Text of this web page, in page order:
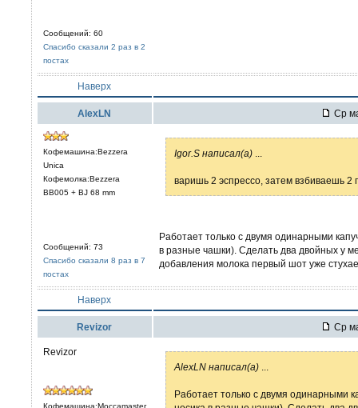
Сообщений: 60
Спасибо сказали 2 раз в 2
постах
Наверх
AlexLN Ср
Кофемашина:Bezzera
Unica
Кофемолка:Bezzera
BB005 + BJ 68 mm
Сообщений: 73
Спасибо сказали 8 раз в 7
постах
Igor.S написал(а)
варишь 2 эспрессо, затем взбиваешь 2
Работает только с двумя одинарными
в разные чашки). Сделать два двойных у
добавления молока первый шот уже
Наверх
Revizor Ср
Revizor
Кофемашина:Moccamaster
AlexLN написал(а)
Работает только с двумя одинарными